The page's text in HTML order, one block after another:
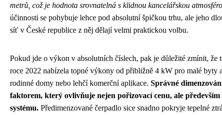
metrů, což je hodnota srovnatelná s klidnou kancelářskou
účinnosti se pohybuje lehce pod absolutní špičkou trhu, ale jeho
síť v České republice z něj dělají velmi praktickou volbu.
Pokud jde o výkon v absolutních číslech, pak je důležité zmínit, že
roce 2022 nabízela topné výkony od přibližně 4 kW pro malé byty
rodinné domy nebo lehčí komerční aplikace. Správné
faktorem, který ovlivňuje nejen pořizovací cenu, ale
systému. Předimenzované čerpadlo sice snadno pokryje tepelné